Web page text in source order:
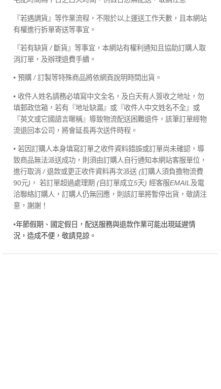
『若遇調貨』等作業流程，不限於以上運送工作天數，且本網站
有權進行拆單寄送等事宜。
『若有缺貨/ 斷貨』等事宜，本網站有權利通知且協助訂購人取
消訂單，及辦理退費手續。
• 預購/訂製等特殊商品將依網頁說明時間出貨。
• 收件人姓名請務必填寫中文全名，及白天有人簽收之地址，勿
填郵政信箱，若有『地址缺漏』或『收件人中文姓名不全』或
『英文或它國語言暱稱』導致物流配送困難退件，該筆訂單經物
流退回本公司，將會延長再次送件時程。
• 若因訂購人本身填寫訂單之收件資料錯誤或訂單尚未確認，導
致商品無法派送成功，則須由訂購人自行通知本網站客服單位，
進行取消 /退款或更正收件資料再次派送(訂購人須負擔物流費
90元) ， 若訂單超過處理期 (自訂單成立5天) 經客服EMAIL 及電
洽聯絡訂購人，訂購人仍無回應，則該訂單將暫停出貨，敬請注
意，謝謝！
•年節假期、國定假日，配送服務與退款作業可能出現延遲情
況，造成不便，敬請見諒。